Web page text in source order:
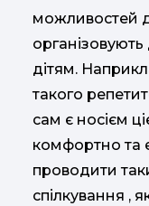
можливостей
дітям.
такого
сам є носієм
комфортно та
проводити
спілкування ,